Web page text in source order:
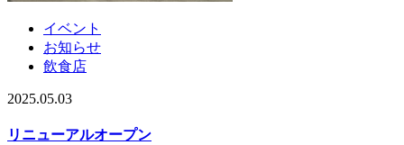
イベント
お知らせ
飲食店
2025.05.03
リニューアルオープン